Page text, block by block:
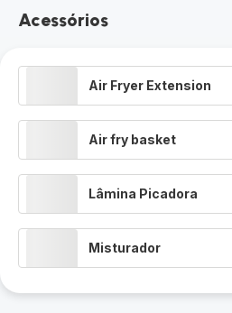
Acessórios
Air Fryer Extension
Air fry basket
Lâmina Picadora
Misturador